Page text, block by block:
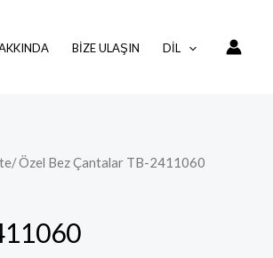
BIZE ULAŞIN DIL
/ Özel Bez Çantalar TB-2411060